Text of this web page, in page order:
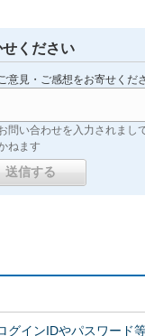
ください
意見・ご感想をお寄せくだ
問い合わせを入力されまし
ねます
インIDやパスワード